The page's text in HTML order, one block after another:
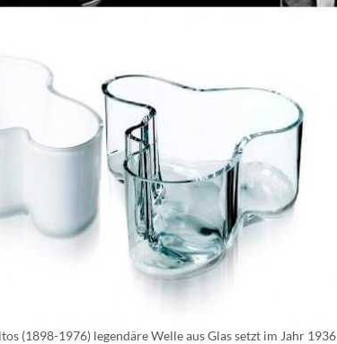
(1898-1976) legendäre Welle aus Glas setzt im Jahr 1936